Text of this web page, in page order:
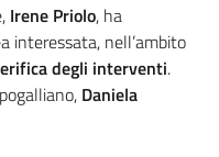
Irene Priolo, ha
interessata, nell’ambito
degli interventi.
Daniela